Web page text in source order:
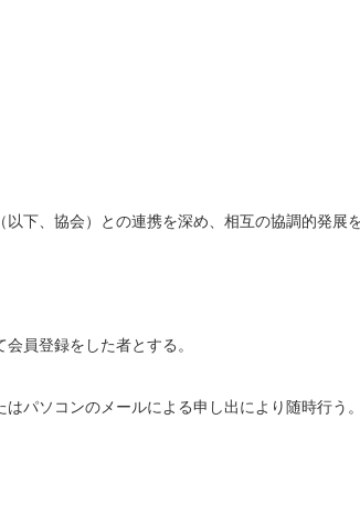
下、協会）との連携を深め、相互の協調的発展
員登録をした者とする。
パソコンのメールによる申し出により随時行う。